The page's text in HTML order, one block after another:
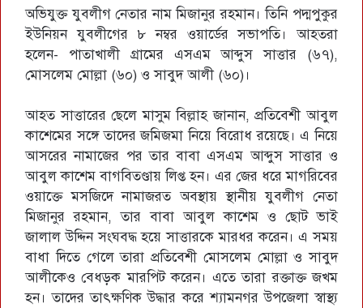
অভিযুক্ত যুবলীগ নেতার নাম মিজানুর রহমান। তিনি পদ্মপুকুর
ইউনিয়ন যুবলীগের ৮ নম্বর ওয়ার্ডের সভাপতি। আহতরা
হলেন- পাতাখালী গ্রামের এসএম আব্দুস সাত্তার (৬৭),
মোসলেম মোল্লা (৬০) ও সাবুদ আলী (৬০)।
আহত সাত্তারের ছেলে মাসুম বিল্লাহ জানান, প্রতিবেশী আবুল
কাশেমের সঙ্গে তাদের জমিজমা নিয়ে বিরোধ রয়েছে। এ নিয়ে
আসরের নামাজের পর তার বাবা এসএম আব্দুস সাত্তার ও
আবুল কাশেম বাগবিতণ্ডায় লিপ্ত হন। এর জের ধরে মাগরিবের
ওয়াক্তে মসজিদে নামাজরত অবস্থায় স্থানীয় যুবলীগ নেতা
মিজানুর রহমান, তার বাবা আবুল কাশেম ও ছোট ভাই
জালাল উদ্দিন সংঘবদ্ধ হয়ে সাত্তারকে মারধর করেন। এ সময়
বাধা দিতে গেলে তারা প্রতিবেশী মোসলেম মোল্লা ও সাবুদ
আলীকেও বেধড়ক মারপিট করেন। এতে তারা রক্তাক্ত জখম
হন। তাদের তাৎক্ষণিক উদ্ধার করে শ্যামনগর উপজেলা স্বাস্থ্য